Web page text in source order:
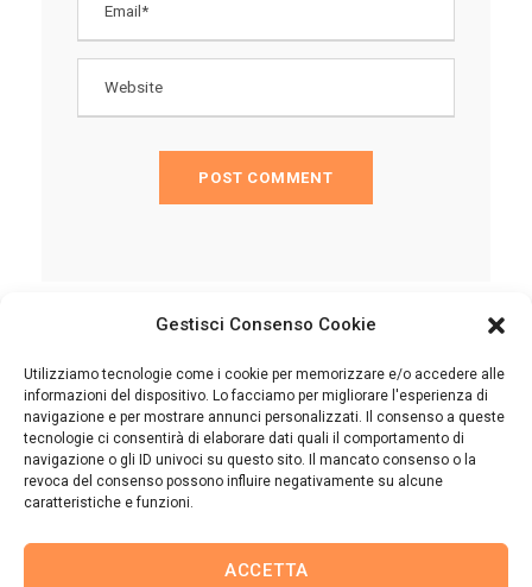
Gestisci Consenso Cookie
Utilizziamo tecnologie come i cookie per memorizzare e/o accedere alle
informazioni del dispositivo. Lo facciamo per migliorare l'esperienza di
navigazione e per mostrare annunci personalizzati. Il consenso a queste
tecnologie ci consentirà di elaborare dati quali il comportamento di
navigazione o gli ID univoci su questo sito. Il mancato consenso o la
revoca del consenso possono influire negativamente su alcune
caratteristiche e funzioni.
ACCETTA
Cookie Policy (UE)